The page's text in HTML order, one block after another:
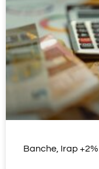
Banche, Irap +2%